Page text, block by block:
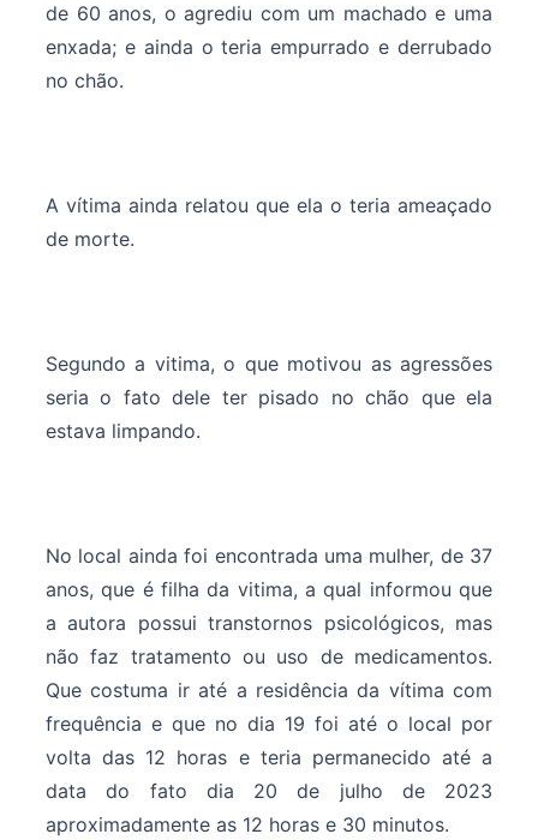
de 60 anos, o agrediu com um machado e uma
enxada; e ainda o teria empurrado e derrubado
no chão.
A vítima ainda relatou que ela o teria ameaçado
de morte.
Segundo a vitima, o que motivou as agressões
seria o fato dele ter pisado no chão que ela
estava limpando.
No local ainda foi encontrada uma mulher, de 37
anos, que é filha da vitima, a qual informou que
a autora possui transtornos psicológicos, mas
não faz tratamento ou uso de medicamentos.
Que costuma ir até a residência da vítima com
frequência e que no dia 19 foi até o local por
volta das 12 horas e teria permanecido até a
data do fato dia 20 de julho de 2023
aproximadamente as 12 horas e 30 minutos.